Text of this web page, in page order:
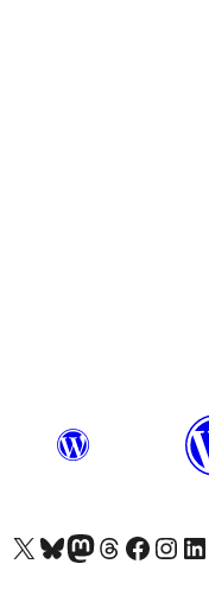
X (旧 Twitter) アカウントへBluesky アカウントへMastodon アカウントへThreads アカウントへ Facebook ページへInstagram アカウントへ LinkedIn アカウントへ